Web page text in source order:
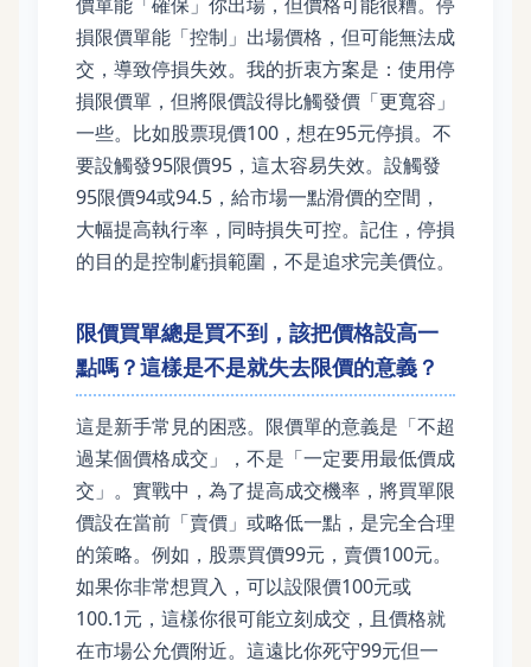
損限價單能「控制」出場價格，但可能無法成
交，導致停損失效。我的折衷方案是：使用停
損限價單，但將限價設得比觸發價「更寬容」
一些。比如股票現價100，想在95元停損。不
要設觸發95限價95，這太容易失效。設觸發
95限價94或94.5，給市場一點滑價的空間，
大幅提高執行率，同時損失可控。記住，停損
的目的是控制虧損範圍，不是追求完美價位。
限價買單總是買不到，該把價格設高一
點嗎？這樣是不是就失去限價的意義？
這是新手常見的困惑。限價單的意義是「不超
過某個價格成交」，不是「一定要用最低價成
交」。實戰中，為了提高成交機率，將買單限
價設在當前「賣價」或略低一點，是完全合理
的策略。例如，股票買價99元，賣價100元。
如果你非常想買入，可以設限價100元或
100.1元，這樣你很可能立刻成交，且價格就
在市場公允價附近。這遠比你死守99元但一